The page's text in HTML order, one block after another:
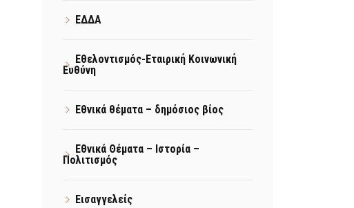
ΕΔΔΑ
Εθελοντισμός-Εταιρική Κοινωνική
Ευθύνη
Εθνικά θέματα – δημόσιος βίος
Εθνικά Θέματα – Ιστορία –
Πολιτισμός
Εισαγγελείς